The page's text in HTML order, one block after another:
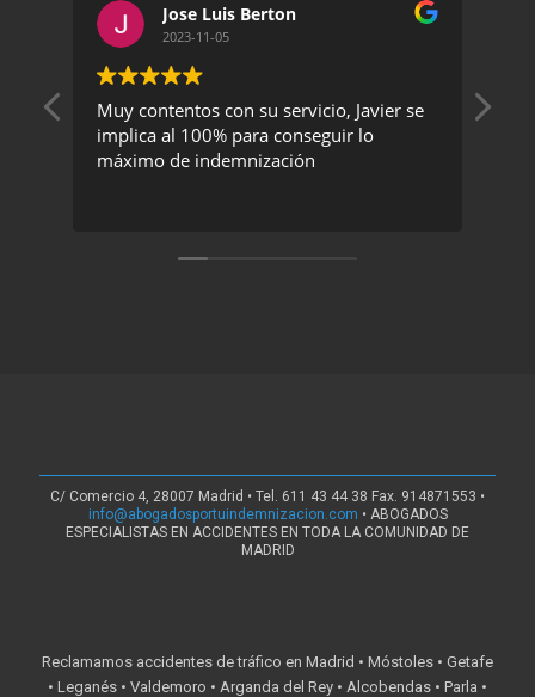
Jose Luis Berton
2023-11-05
Muy contentos con su servicio, Javier se
implica al 100% para conseguir lo
máximo de indemnización
C/ Comercio 4, 28007 Madrid • Tel. 611 43 44 38 Fax. 914871553 •
info@abogadosportuindemnizacion.com • ABOGADOS
ESPECIALISTAS EN ACCIDENTES EN TODA LA COMUNIDAD DE
MADRID
Reclamamos accidentes de tráfico en Madrid • Móstoles • Getafe
• Leganés • Valdemoro • Arganda del Rey • Alcobendas • Parla •